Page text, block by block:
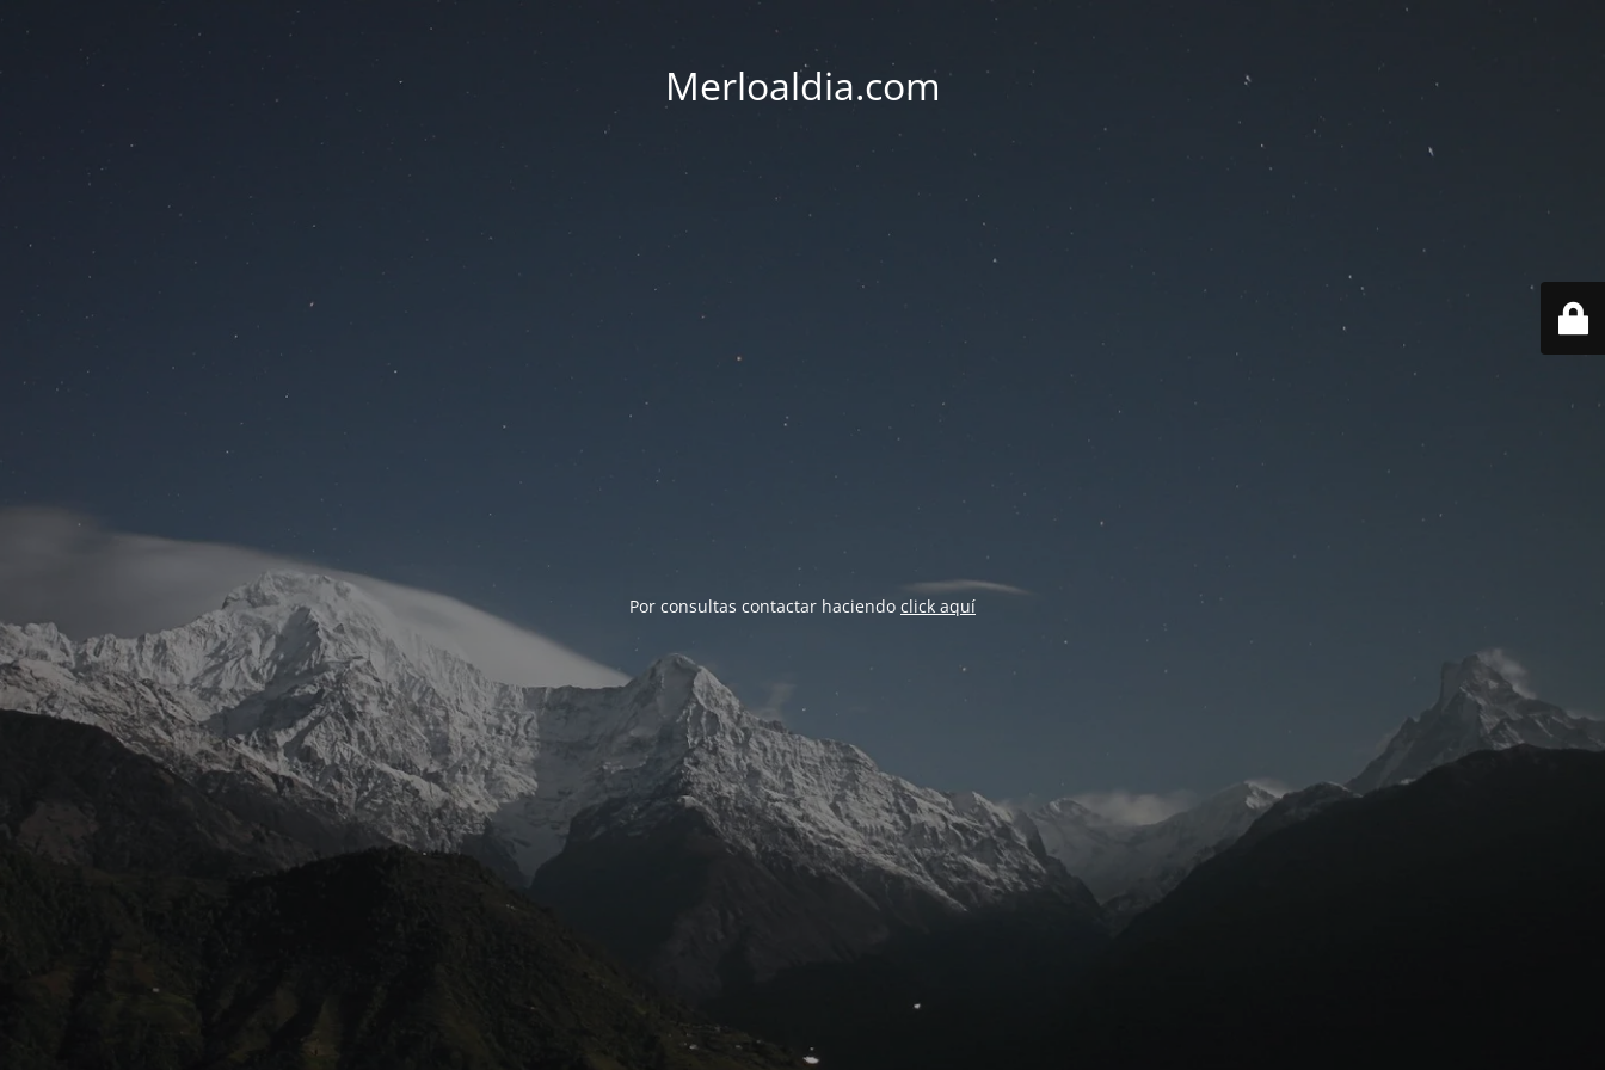
Merloaldia.com
Por consultas contactar haciendo click aquí